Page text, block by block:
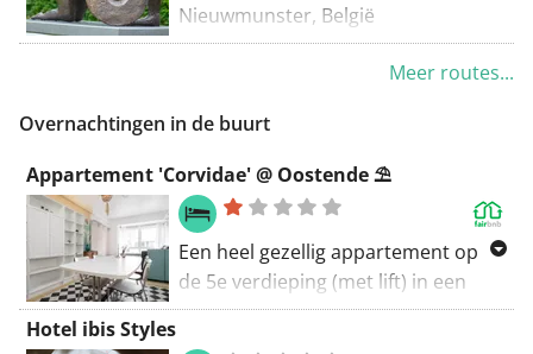
Nieuwmunster, België
Naar Stationsplein, 8200 Sint-
Routering Wandel - mooiste
Meer routes...
Overnachtingen in de buurt
Appartement 'Corvidae' @ Oostende ⛱️
Een heel gezellig appartement op
de 5e verdieping (met lift) in een
straat naast de zee. Op minder dan
Hotel ibis Styles